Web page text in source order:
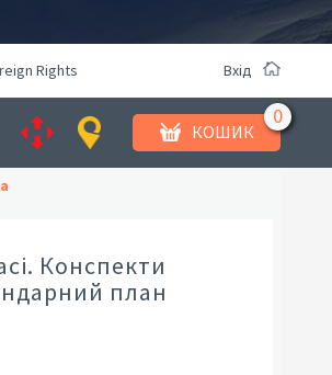
Rights Вхід
КОШИК
Конспекти
план